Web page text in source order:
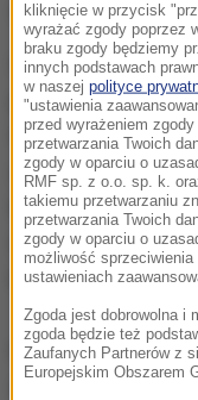
obiekcie trzy razy.
W klasyfikacji
prowadzącego
traci 452 punkty.
ubiegłym roku w
laury w
mistrz olimpijski
kolegami z
Kolejne miejsca
a skład
kliknięcie w przycisk
wyrażać zgody poprzez
braku zgody będziemy
innych podstawach
w naszej polityce
"ustawienia
przed wyrażeniem
przetwarzania Twoich
zgody w oparciu o
RMF sp. z o.o. sp. k.
takiemu przetwarzaniu
przetwarzania Twoich
zgody w oparciu o
możliwość
ustawieniach
Zgoda jest dobrowolna i
zgoda będzie też
Zaufanych Partnerów z
Europejskim Obszarem